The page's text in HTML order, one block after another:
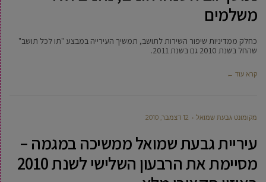
משלמים
כחלק ממדיניות שיפור השירות לתושב, תמשיך העירייה במבצע "תו לכל תושב"
שהחל בשנת 2010 גם בשנת 2011.
קרא עוד ←
מקומונט גבעת שמואל 12 דצמבר, 2010
עיריית גבעת שמואל ממשיכה במגמה –
מסיימת את הרבעון השלישי לשנת 2010